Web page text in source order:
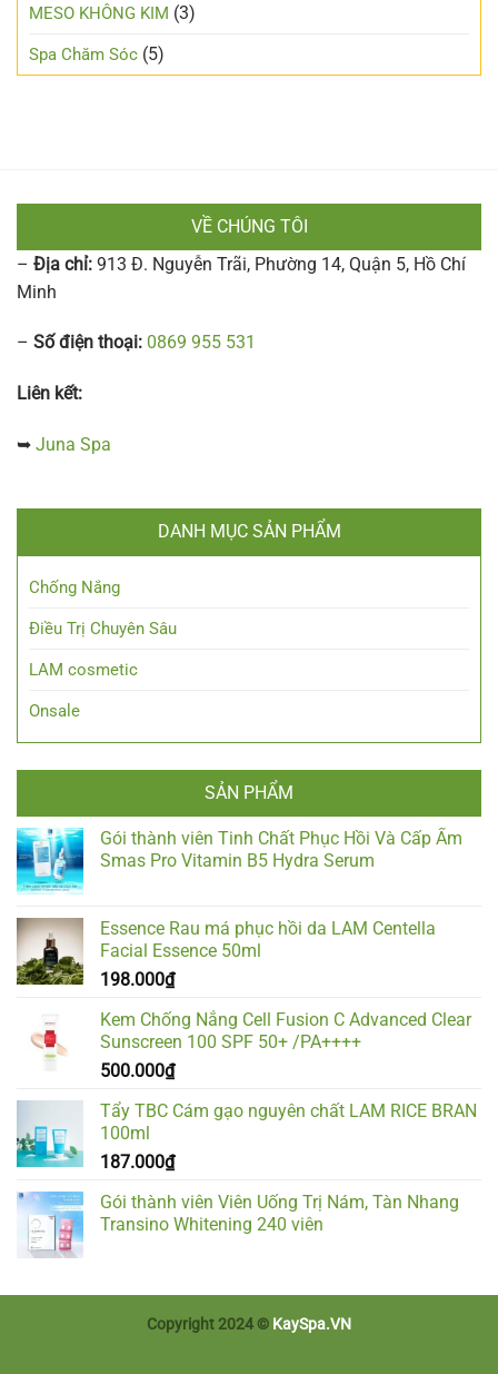
MESO KHÔNG KIM (3)
Spa Chăm Sóc (5)
VỀ CHÚNG TÔI
– Địa chỉ: 913 Đ. Nguyễn Trãi, Phường 14, Quận 5, Hồ Chí
Minh
– Số điện thoại: 0869 955 531
Liên kết:
➥ Juna Spa
DANH MỤC SẢN PHẨM
Chống Nắng
Điều Trị Chuyên Sâu
LAM cosmetic
Onsale
SẢN PHẨM
Gói thành viên Tinh Chất Phục Hồi Và Cấp Ẩm
Smas Pro Vitamin B5 Hydra Serum
Essence Rau má phục hồi da LAM Centella
Facial Essence 50ml
198.000₫
Kem Chống Nắng Cell Fusion C Advanced Clear
Sunscreen 100 SPF 50+ /PA++++
500.000₫
Tẩy TBC Cám gạo nguyên chất LAM RICE BRAN
100ml
187.000₫
Gói thành viên Viên Uống Trị Nám, Tàn Nhang
Transino Whitening 240 viên
Copyright 2024 © KaySpa.VN